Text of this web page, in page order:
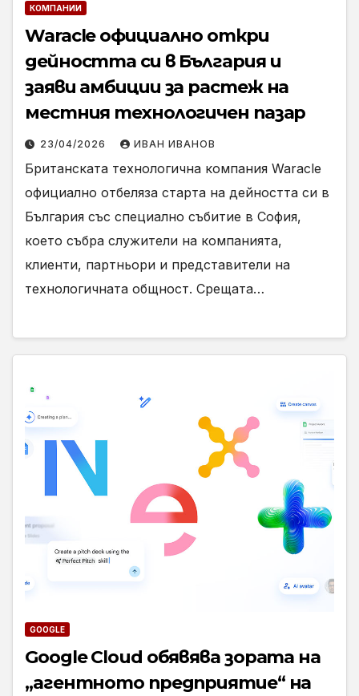
КОМПАНИИ
Waracle официално откри
дейността си в България и
заяви амбиции за растеж на
местния технологичен пазар
23/04/2026 ИВАН ИВАНОВ
Британската технологична компания Waracle
официално отбеляза старта на дейността си в
България със специално събитие в София,
което събра служители на компанията,
клиенти, партньори и представители на
технологичната общност. Срещата…
GOOGLE
Google Cloud обявява зората на
„агентното предприятие“ на